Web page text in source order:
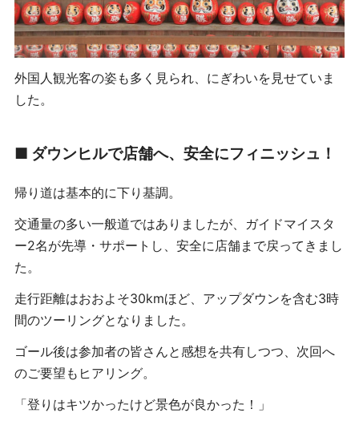
外国人観光客の姿も多く見られ、にぎわいを見せていま
した。
■ ダウンヒルで店舗へ、安全にフィニッシュ！
帰り道は基本的に下り基調。
交通量の多い一般道ではありましたが、ガイドマイスタ
ー2名が先導・サポートし、安全に店舗まで戻ってきまし
た。
走行距離はおおよそ30kmほど、アップダウンを含む3時
間のツーリングとなりました。
ゴール後は参加者の皆さんと感想を共有しつつ、次回へ
のご要望もヒアリング。
「登りはキツかったけど景色が良かった！」